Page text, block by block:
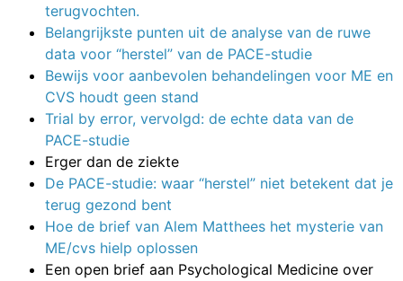
terugvochten.
Belangrijkste punten uit de analyse van de ruwe
data voor “herstel” van de PACE-studie
Bewijs voor aanbevolen behandelingen voor ME en
CVS houdt geen stand
Trial by error, vervolgd: de echte data van de
PACE-studie
Erger dan de ziekte
De PACE-studie: waar “herstel” niet betekent dat je
terug gezond bent
Hoe de brief van Alem Matthees het mysterie van
ME/cvs hielp oplossen
Een open brief aan Psychological Medicine over